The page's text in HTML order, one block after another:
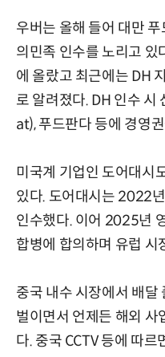
우버는 올해 들어 대만
의민족 인수를 노리고 있
에 올랐고 최근에는 DH
로 알려졌다. DH 인수
at), 푸드판다 등에 경영
미국계 기업인 도어대시
있다. 도어대시는 2022
인수했다. 이어 2025년
합병에 합의하며 유럽 시
중국 내수 시장에서 배
벌이면서 언제든 해외 사
다. 중국 CCTV 등에 따